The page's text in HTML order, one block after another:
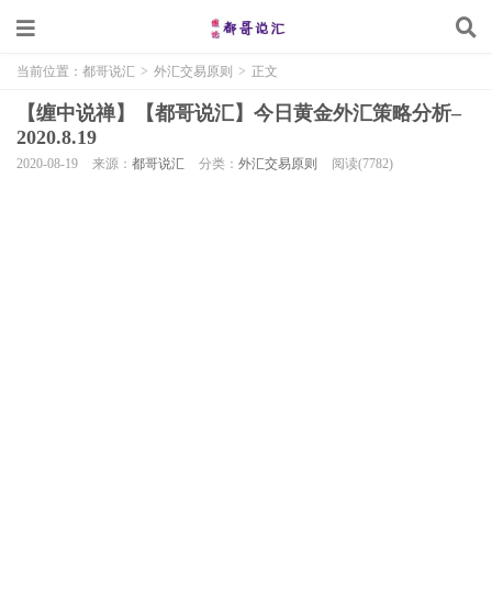
当前位置： 都哥说汇 > 外汇交易原则 > 正文
【缠中说禅】【都哥说汇】今日黄金外汇策略分析–
2020.8.19
2020-08-19 来源： 都哥说汇 分类： 外汇交易原则 阅读(7782)